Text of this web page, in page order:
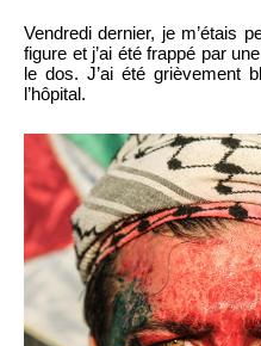
Vendredi dernier, je m’étais
figure et j’ai été frappé par
le dos. J’ai été grièvement
l’hôpital.